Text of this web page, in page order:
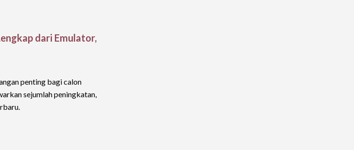
dari Emulator,
penting bagi calon
sejumlah peningkatan,